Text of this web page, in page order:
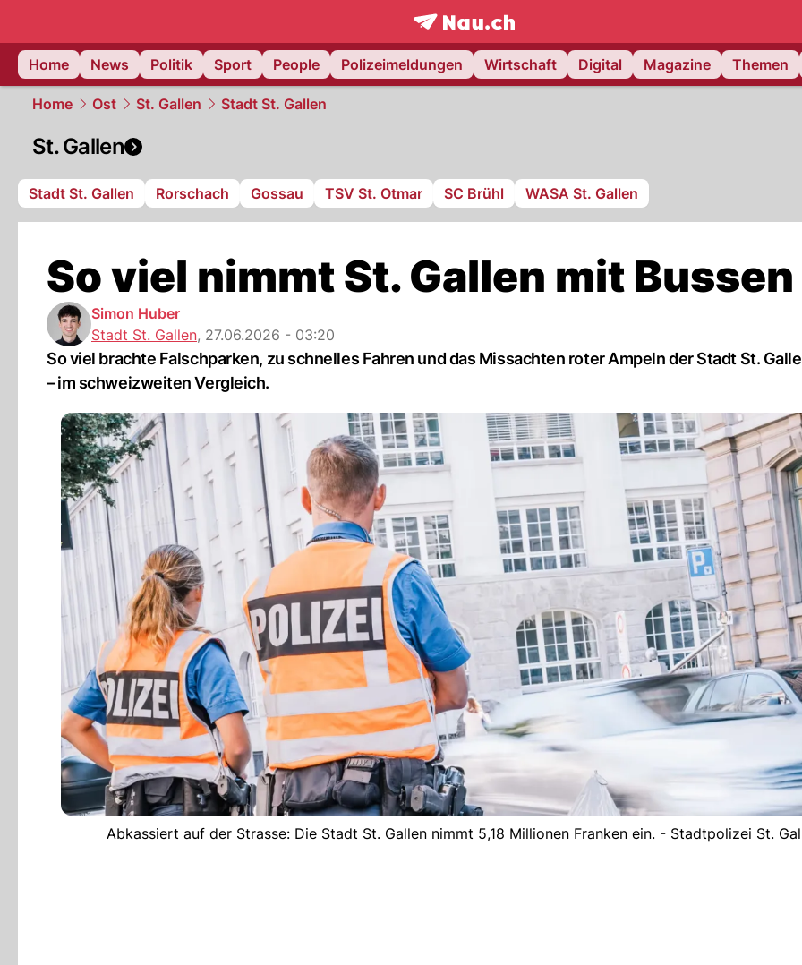
frontpage.NAU.ch
Home
News Politik Sport People Polizeimeldungen Wirtschaft Digital Magazine Themen
Home Ost St. Gallen Stadt St. Gallen
St. Gallen
Stadt St. Gallen Rorschach Gossau TSV St. Otmar SC Brühl WASA St. Gallen
So viel nimmt St. Gallen mit
Simon Huber
Stadt St. Gallen, 27.06.2026 - 03:20
So viel brachte Falschparken, zu schnelles Fahren und das Missachten roter Ampeln der Stadt St.
– im schweizweiten Vergleich.
Abkassiert auf der Strasse: Die Stadt St. Gallen nimmt 5,18 Millionen Franken ein. - Stadtpolizei St.